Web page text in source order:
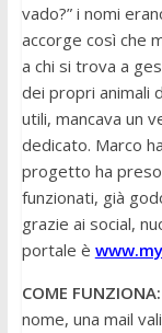
vado?” i nomi
accorge così che
a chi si trova a
dei propri animali
utili, mancava un
dedicato. Marco
progetto ha
funzionati, già
grazie ai social,
portale è
COME FUNZIONA:
nome, una mail